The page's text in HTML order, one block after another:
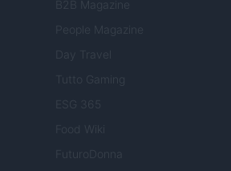
B2B Magazine
People Magazine
Day Travel
Tutto Gaming
ESG 365
Food Wiki
FuturoDonna